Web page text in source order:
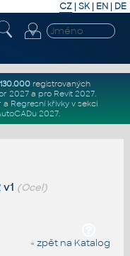
CZ | SK| EN | DE
registrovaných
2027a pro Revit 2027.
a Regresní křivkyv sekci
2027.
(Ocel)
« zpět na Katalog